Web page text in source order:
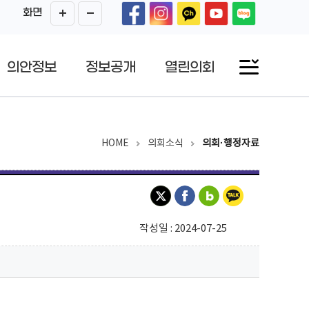
화면
의안정보 정보공개 열린의회
HOME 의회소식 의회·행정자료
작성일 : 2024-07-25